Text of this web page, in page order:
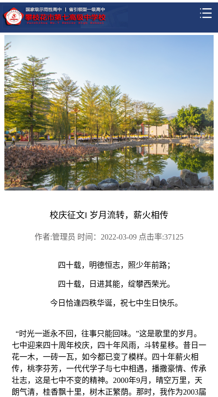
校庆征文‖ 岁月流转，薪火相传
作者:管理员 时间：2022-03-09 点击率:37125
四十载，明德恒志，照少年前路；
四十载，日进其能，绽攀西荣光。
今日恰逢四秩华诞，祝七中生日快乐。
“时光一逝永不回，往事只能回味。”这是歌里的岁月。
七中迎来四十周年校庆，四十年风雨，斗转星移。昔日一
花一木，一砖一瓦，如今都已变了模样。四十年薪火相
传，桃李芬芳，一代代学子与七中相遇，播撒豪情、传承
壮志，这是七中不变的精神。2000年9月，晴空万里，天
朗气清，桂香飘十里，树木正繁荫。那时，我作为2003届